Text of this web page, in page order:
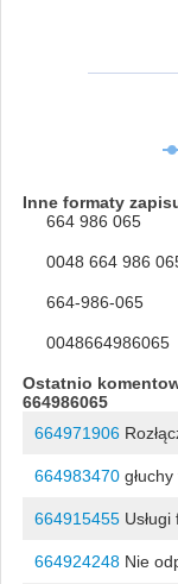
Inne formaty
664 986 065
0048 664 986
664-986-065
0048664986065
Ostatnio
664986065
664971906
664983470głuchy
664915455Usługi
664924248Nie